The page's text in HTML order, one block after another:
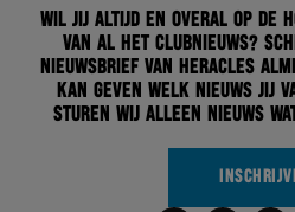
Wil jij altijd en overal op de
van al het clubnieuws?
nieuwsbrief van Heracles
kan geven welk nieuws jij
sturen wij alleen nieuws